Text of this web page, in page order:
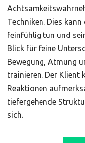
Techniken. Dies
feinfühlig tun und
Blick für feine
Bewegung, Atmung
trainieren. Der Klient
Reaktionen
tiefergehende
sich.